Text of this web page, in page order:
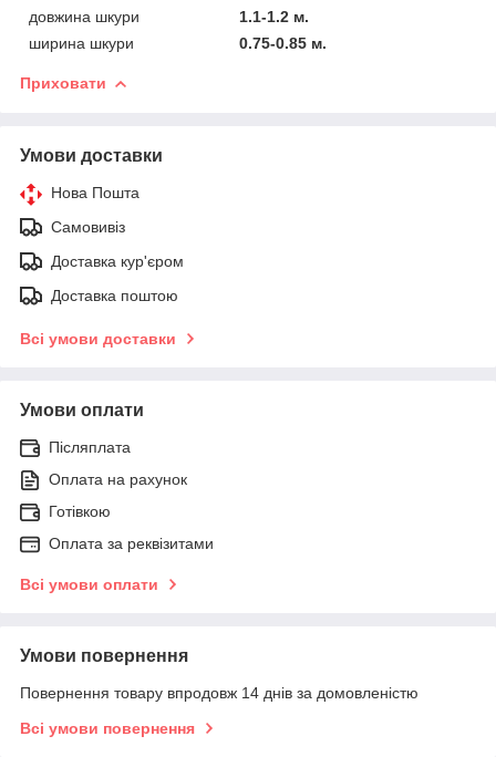
довжина шкури
1.1-1.2 м.
ширина шкури
0.75-0.85 м.
Приховати
Умови доставки
Нова Пошта
Самовивіз
Доставка кур'єром
Доставка поштою
Всі умови доставки
Умови оплати
Післяплата
Оплата на рахунок
Готівкою
Оплата за реквізитами
Всі умови оплати
Умови повернення
Повернення товару впродовж 14 днів за домовленістю
Всі умови повернення